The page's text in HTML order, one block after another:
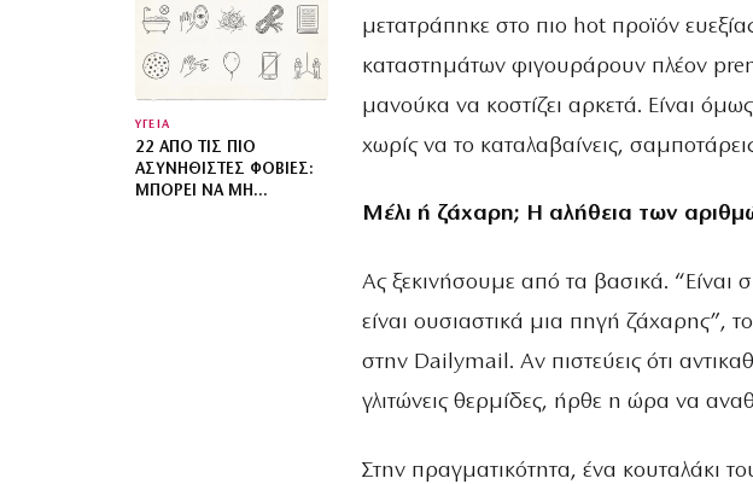
ΕΝΌΣ ΚΑΤΏΤΕΡΟΥ ΘΕΟΎ
ΥΓΕΙΑ
22 ΑΠΌ ΤΙΣ ΠΙΟ
ΑΣΥΝΉΘΙΣΤΕΣ ΦΟΒΊΕΣ:
ΜΠΟΡΕΊ ΝΑ ΜΗ
μετατράπηκε στο πιο hot προϊόν
καταστημάτων φιγουράρουν πλέον
μανούκα να κοστίζει αρκετά. Είναι
χωρίς να το καταλαβαίνεις,
Μέλι ή ζάχαρη; Η αλήθεια των
Ας ξεκινήσουμε από τα βασικά. “Είναι
είναι ουσιαστικά μια πηγή ζάχαρης”,
στην Dailymail. Αν πιστεύεις ότι
γλιτώνεις θερμίδες, ήρθε η ώρα να
Στην πραγματικότητα, ένα κουταλάκι